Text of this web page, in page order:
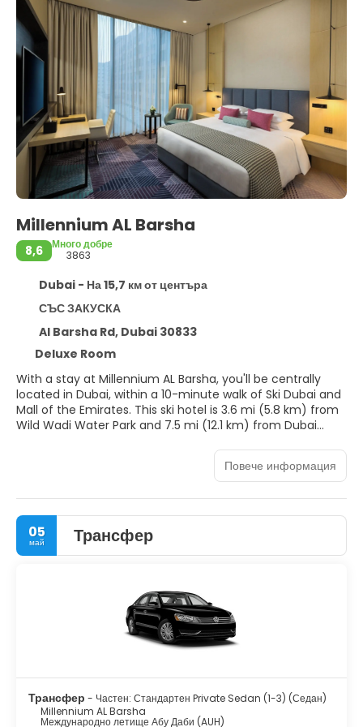
Millennium AL Barsha
8,6
Много добре
3863
Dubai - На 15,7 км от центъра
СЪС ЗАКУСКА
Al Barsha Rd, Dubai 30833
Deluxe Room
With a stay at Millennium AL Barsha, you'll be centrally
located in Dubai, within a 10-minute walk of Ski Dubai and
Mall of the Emirates. This ski hotel is 3.6 mi (5.8 km) from
Wild Wadi Water Park and 7.5 mi (12.1 km) from Dubai
Spend the day on the private beach or dip into one of the
2 outdoor pools. This hotel also features complimentary
wireless internet access, concierge services, and a hair
salon. The complimentary beach shuttle makes getting
to the surf and sand a breeze.
Complimentary wireless internet access keeps you
connected, and satellite programming is available for
your entertainment. Private bathrooms with bathtubs or
showers feature rainfall showerheads and bidets.
hotel's 2 restaurants, or stay in and take advantage of the
24-hour room service. Snacks are also available at the
Повече информация
05
май Трансфер
Трансфер - Частен: Стандартен Private Sedan (1-3) (Седан)
Millennium AL Barsha
Международно летище Абу Даби (AUH)